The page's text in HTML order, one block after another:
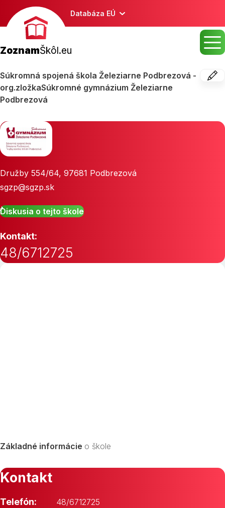
Databáza EÚ
ZoznamŠkôl.eu
Súkromná spojená škola Železiarne Podbrezová -
org.zložkaSúkromné gymnázium Železiarne
Podbrezová
Družby 554/64, 97681 Podbrezová
sgzp@sgzp.sk
Diskusia o tejto škole
Kontakt:
48/6712725
Základné informácie o škole
Kontakt
Telefón:
48/6712725